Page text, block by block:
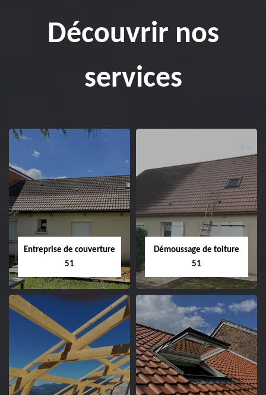
Découvrir nos
services
Entreprise de couverture
51
Entreprise de
couverture 51
Démoussage de toiture
51
Démoussage de
toiture 51